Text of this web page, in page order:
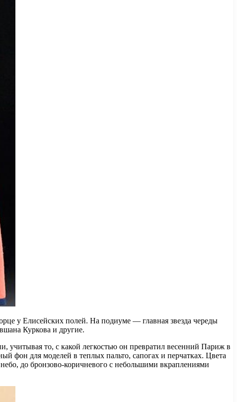
у Елисейских полей. На подиуме — главная звезда череды
Куркова и другие.
учитывая то, с какой легкостью он превратил весенний Париж в
фон для моделей в теплых пальто, сапогах и перчатках. Цвета
до бронзово-коричневого с небольшими вкраплениями